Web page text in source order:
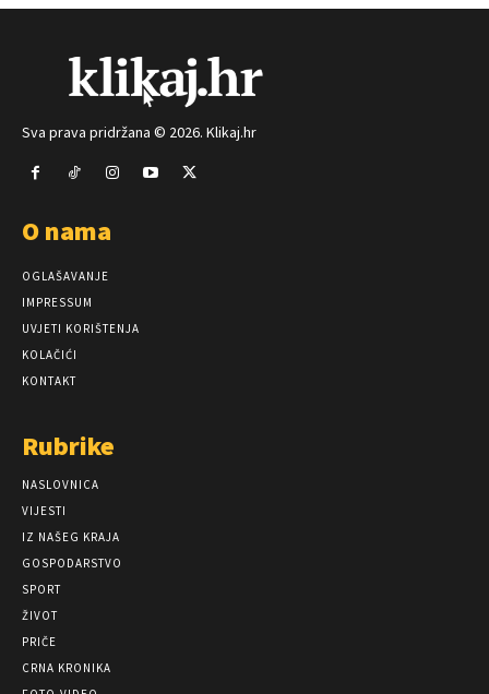
Sva prava pridržana © 2026. Klikaj.hr
O nama
OGLAŠAVANJE
IMPRESSUM
UVJETI KORIŠTENJA
KOLAČIĆI
KONTAKT
Rubrike
NASLOVNICA
VIJESTI
IZ NAŠEG KRAJA
GOSPODARSTVO
SPORT
ŽIVOT
PRIČE
CRNA KRONIKA